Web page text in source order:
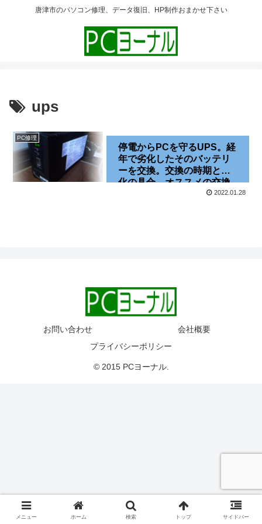
唐津市のパソコン修理、データ復旧、HP制作おまかせ下さい
ups
PC修理
停電からPCを守るUPS。経
年で劣化したそのバッテリ
ーを交換。交換の時期と劣
化の具合、オススメの交換
バッテリーなど[BY50S]2022.01.28
お問い合わせ
会社概要
プライバシーポリシー
© 2015 PCヨーナル.
メニュー ホーム 検索 トップ サイドバー